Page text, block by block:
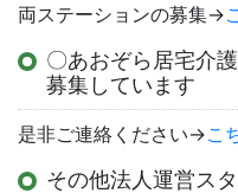
両ステーションの募集→
〇あおぞら居宅介
募集しています
是非ご連絡ください→こ
その他法人運営ス